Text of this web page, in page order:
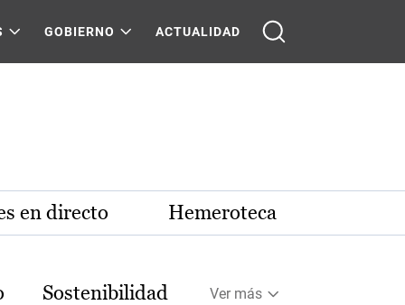
GOBIERNO ACTUALIDAD
en directo Hemeroteca
Sostenibilidad Ver más